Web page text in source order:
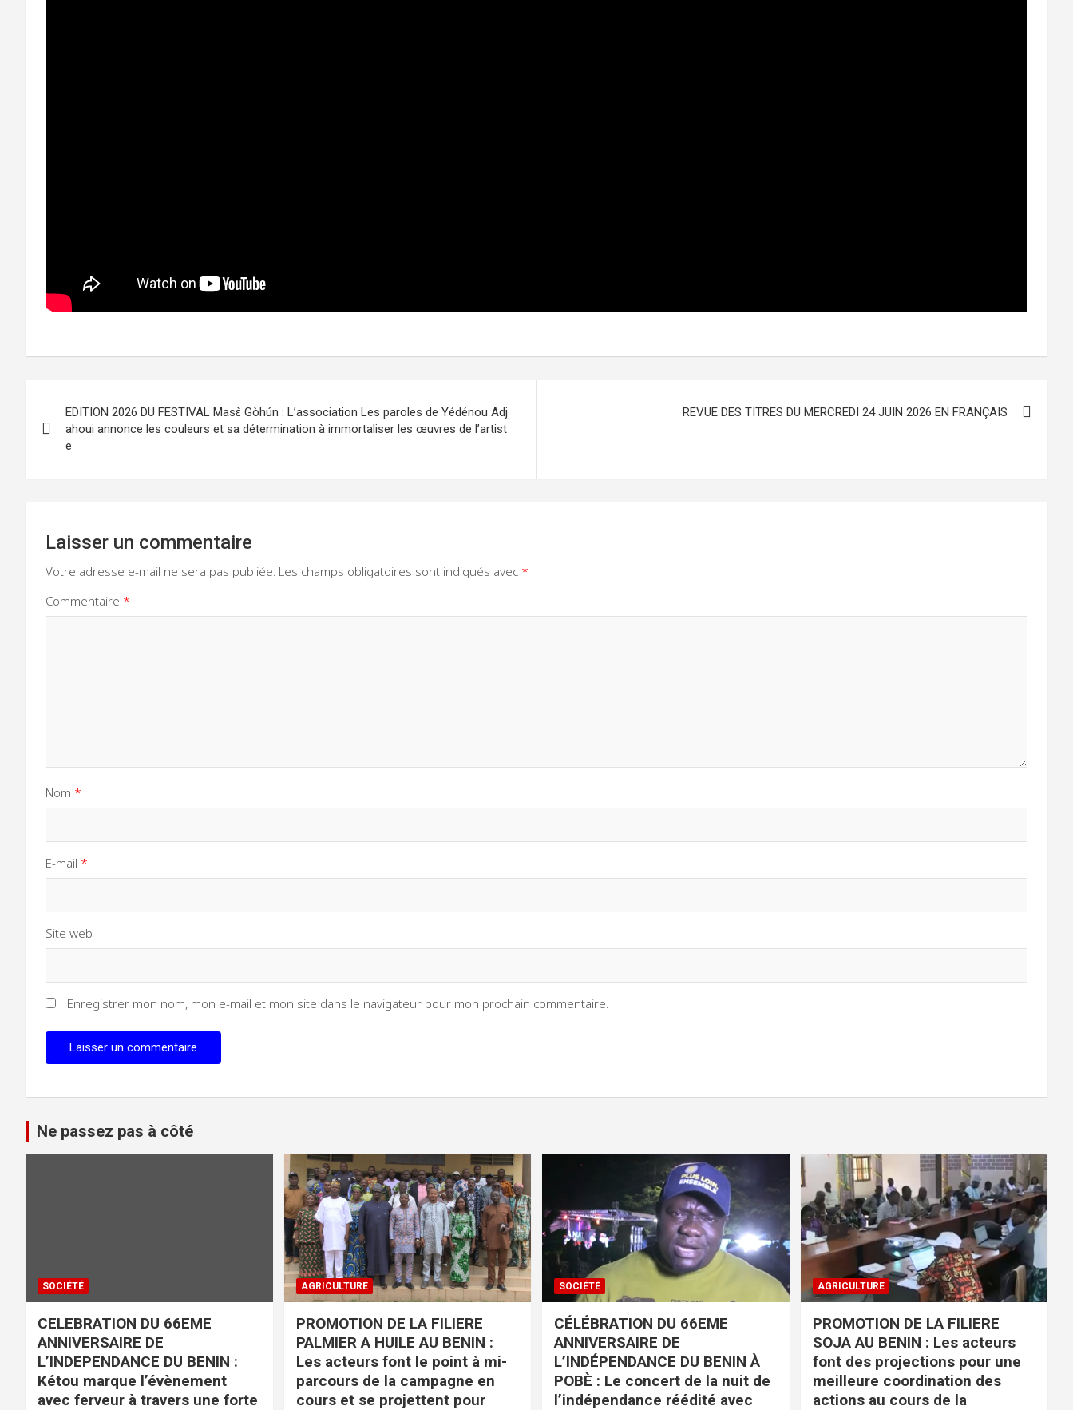
de
EDITION 2026 DU FESTIVAL Masɛ̀ Gòhún : L’association Les paroles de Yédénou Adj
ahoui annonce les couleurs et sa détermination à immortaliser les œuvres de l’artist
e
REVUE DES TITRES DU MERCREDI 24 JUIN 2026 EN FRANÇAIS
Laisser un commentaire
Votre adresse e-mail ne sera pas publiée. Les champs obligatoires sont indiqués avec *
Commentaire *
Nom *
E-mail *
Site web
Enregistrer mon nom, mon e-mail et mon site dans le navigateur pour mon prochain commentaire.
Ne passez pas à côté
SOCIÉTÉ
CELEBRATION DU 66EME
ANNIVERSAIRE DE
L’INDEPENDANCE DU BENIN :
Kétou marque l’évènement
avec ferveur à travers une forte
AGRICULTURE
PROMOTION DE LA FILIERE
PALMIER A HUILE AU BENIN :
Les acteurs font le point à mi-
parcours de la campagne en
cours et se projettent pour
SOCIÉTÉ
CÉLÉBRATION DU 66EME
ANNIVERSAIRE DE
L’INDÉPENDANCE DU BENIN À
POBÈ : Le concert de la nuit de
l’indépendance réédité avec
AGRICULTURE
PROMOTION DE LA FILIERE
SOJA AU BENIN : Les acteurs
font des projections pour une
meilleure coordination des
actions au cours de la